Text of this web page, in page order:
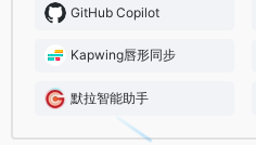
GitHub Copilot
Kapwing唇形同步
默拉智能助手